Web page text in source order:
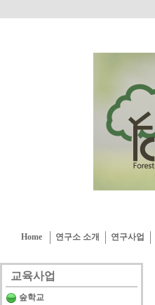
Home 연구소 소개 연구사업
교육사업
숲학교